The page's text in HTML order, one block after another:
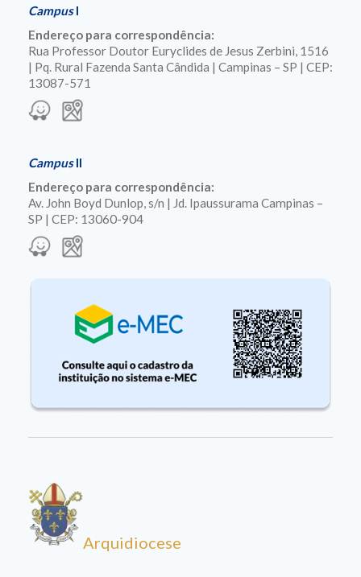
CampusI
Endereço para correspondência:
Rua Professor Doutor Euryclides de Jesus Zerbini, 1516
| Pq. Rural Fazenda Santa Cândida | Campinas – SP | CEP:
13087-571
CampusII
Endereço para correspondência:
Av. John Boyd Dunlop, s/n | Jd. Ipaussurama Campinas –
SP | CEP: 13060-904
Arquidiocese